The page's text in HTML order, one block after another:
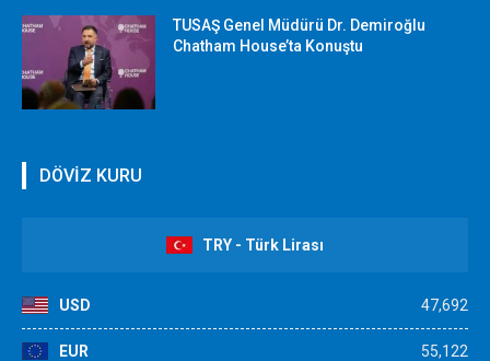
TUSAŞ Genel Müdürü Dr. Demiroğlu
Chatham House’ta Konuştu
DÖVİZ KURU
TRY - Türk Lirası
USD 47,692
EUR 55,122